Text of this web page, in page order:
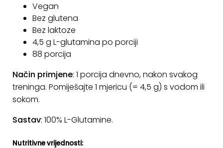
Vegan
Bez glutena
Bez laktoze
4,5 g L-glutamina po porciji
88 porcija
Način primjene: 1 porcija dnevno, nakon svakog
treninga. Pomiješajte 1 mjericu (= 4,5 g) s vodom ili
sokom.
Sastav: 100% L-Glutamine.
Nutritivne vrijednosti: